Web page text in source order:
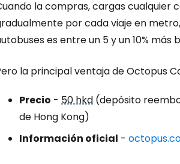
la compras, cargas cualquier
por cada viaje en
es entre un 5 y un 10%
la principal ventaja deOctopus
Precio - 50 hkd (depósito
de Hong Kong)
Información oficial -